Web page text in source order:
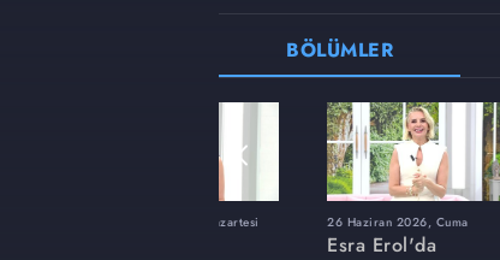
BÖLÜMLER
8 Haziran 2026, Pazartesi 26 Haziran 2026, Cuma
Esra Erol'da